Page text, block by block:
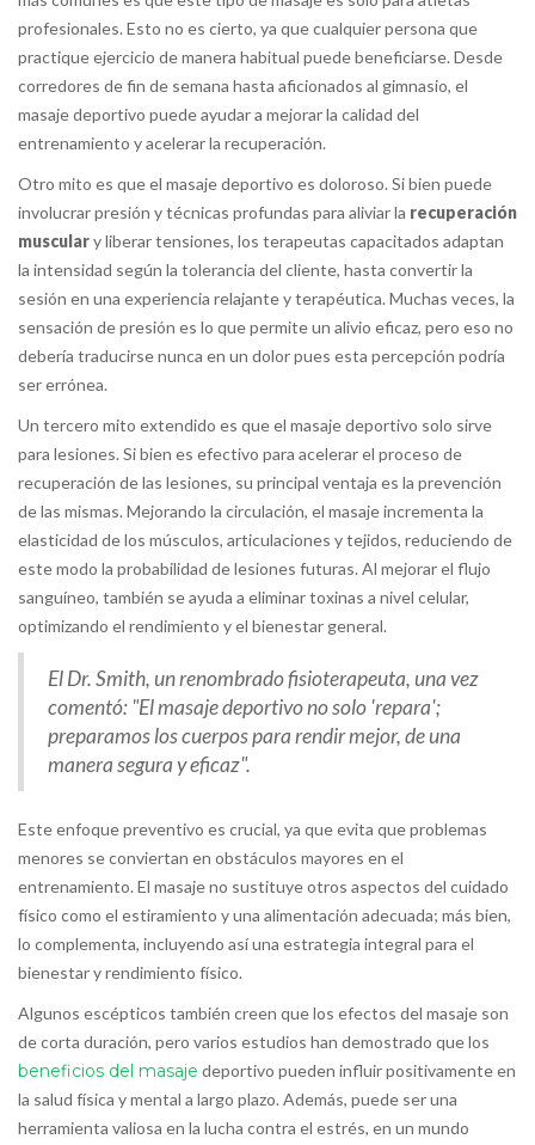
profesionales. Esto no es cierto, ya que cualquier persona que
practique ejercicio de manera habitual puede beneficiarse. Desde
corredores de fin de semana hasta aficionados al gimnasio, el
masaje deportivo puede ayudar a mejorar la calidad del
entrenamiento y acelerar la recuperación.
Otro mito es que el masaje deportivo es doloroso. Si bien puede
involucrar presión y técnicas profundas para aliviar la recuperación
musculary liberar tensiones, los terapeutas capacitados adaptan
la intensidad según la tolerancia del cliente, hasta convertir la
sesión en una experiencia relajante y terapéutica. Muchas veces, la
sensación de presión es lo que permite un alivio eficaz, pero eso no
debería traducirse nunca en un dolor pues esta percepción podría
ser errónea.
Un tercero mito extendido es que el masaje deportivo solo sirve
para lesiones. Si bien es efectivo para acelerar el proceso de
recuperación de las lesiones, su principal ventaja es la prevención
de las mismas. Mejorando la circulación, el masaje incrementa la
elasticidad de los músculos, articulaciones y tejidos, reduciendo de
este modo la probabilidad de lesiones futuras. Al mejorar el flujo
sanguíneo, también se ayuda a eliminar toxinas a nivel celular,
optimizando el rendimiento y el bienestar general.
El Dr. Smith, un renombrado fisioterapeuta, una vez
comentó: "El masaje deportivo no solo 'repara';
preparamos los cuerpos para rendir mejor, de una
manera segura y eficaz".
Este enfoque preventivo es crucial, ya que evita que problemas
menores se conviertan en obstáculos mayores en el
entrenamiento. El masaje no sustituye otros aspectos del cuidado
físico como el estiramiento y una alimentación adecuada; más bien,
lo complementa, incluyendo así una estrategia integral para el
bienestar y rendimiento físico.
Algunos escépticos también creen que los efectos del masaje son
de corta duración, pero varios estudios han demostrado que los
beneficios del masaje deportivo pueden influir positivamente en
la salud física y mental a largo plazo. Además, puede ser una
herramienta valiosa en la lucha contra el estrés, en un mundo